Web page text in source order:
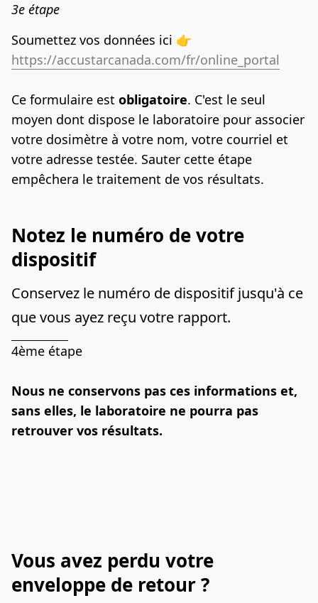
3e étape
https://accustarcanada.com/fr/online_portal
Ce formulaire est obligatoire. C'est le seul
moyen dont dispose le laboratoire pour associer
votre dosimètre à votre nom, votre courriel et
votre adresse testée. Sauter cette étape
empêchera le traitement de vos résultats.
Notez le numéro de votre
dispositif
Conservez le numéro de dispositif jusqu'à ce
que vous ayez reçu votre rapport.
4ème étape
Nous ne conservons pas ces informations et,
sans elles, le laboratoire ne pourra pas
retrouver vos résultats.
Vous avez perdu votre
enveloppe de retour ?